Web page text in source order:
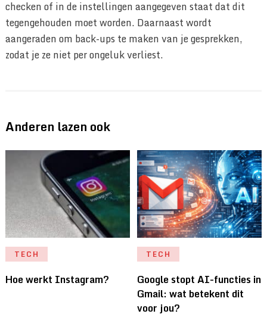
checken of in de instellingen aangegeven staat dat dit
tegengehouden moet worden. Daarnaast wordt
aangeraden om back-ups te maken van je gesprekken,
zodat je ze niet per ongeluk verliest.
Anderen lazen ook
TECH
Hoe werkt Instagram?
TECH
Google stopt AI-functies in
Gmail: wat betekent dit
voor jou?